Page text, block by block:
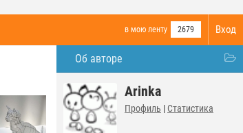
Вход
в мою ленту 2679
Об авторе
Arinka
Профиль | Статистика